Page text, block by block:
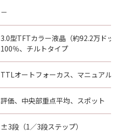
－
3.0型TFTカラー液晶（約92.2万ドッ
100％、チルトタイプ
TTLオートフォーカス、マニュアル
評価、中央部重点平均、スポット
±3段（1／3段ステップ）